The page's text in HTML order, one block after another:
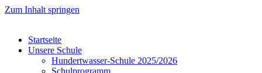
Zum Inhalt springen
Startseite
Unsere Schule
Hundertwasser-Schule 2025/2026
Schulprogramm